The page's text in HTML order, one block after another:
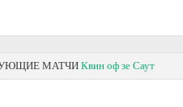
МАТЧИ Квин оф зе Саут